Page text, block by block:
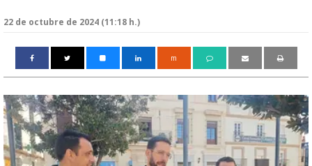
22 de octubre de 2024 (11:18 h.)
m